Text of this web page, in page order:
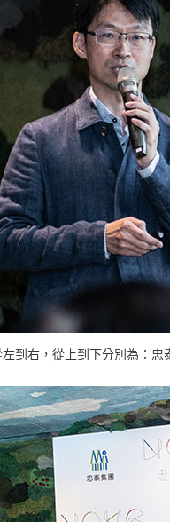
到右，從上到下分別為：忠